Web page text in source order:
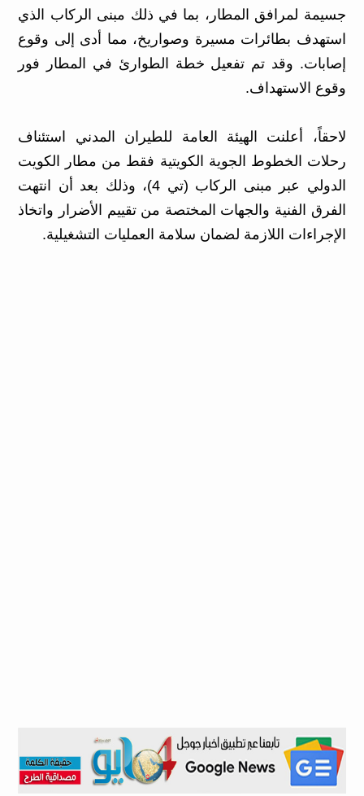
جسيمة لمرافق المطار، بما في ذلك مبنى الركاب الذي
استهدف بطائرات مسيرة وصواريخ، مما أدى إلى وقوع
إصابات. وقد تم تفعيل خطة الطوارئ في المطار فور
وقوع الاستهداف.
لاحقاً، أعلنت الهيئة العامة للطيران المدني استئناف
رحلات الخطوط الجوية الكويتية فقط من مطار الكويت
الدولي عبر مبنى الركاب (تي 4)، وذلك بعد أن انتهت
الفرق الفنية والجهات المختصة من تقييم الأضرار واتخاذ
الإجراءات اللازمة لضمان سلامة العمليات التشغيلية.